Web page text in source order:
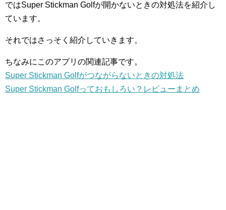
ではSuper Stickman Golfが開かないときの対処法を紹介し
ています。
それではさっそく紹介していきます。
ちなみにこのアプリの関連記事です。
Super Stickman Golfがつながらないときの対処法
Super Stickman Golfっておもしろい？レビューまとめ